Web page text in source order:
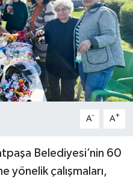
A- A+
Belediyesi’nin 60
yönelik çalışmaları,